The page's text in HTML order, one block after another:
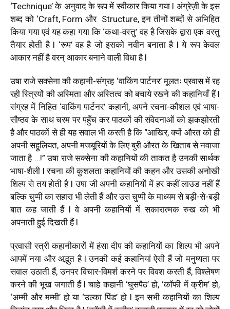
‘Technique’ के अनुवाद के रूप में स्वीकार किया गया l अंग्रेज़ी के इस
शब्द को ‘Craft, Form और Structure, इन तीनों शब्दों से अभिहित
किया गया एवं यह कहा गया कि ‘कथा-वस्तु’ वह है जिसके द्वारा एक वस्तु
तैयार होती है l ‘रूप’ वह है जो इसको नवीन बनाता है l ये रूप केवल
आकार नहीं है वरन् आकार बनाने वाली विधा है l
उषा राजे सक्सेना की कहानी-संग्रह ‘वाकिंग पार्टनर’ मूलतः प्रवास में रह
रही स्त्रियों की अस्मिता और अस्तित्व को बचाये रखने की कहानियाँ हैं l
संग्रह में निहित ‘वाकिंग पार्टनर’ कहानी, अपने रचना-कौशल एवं भाषा-
सौष्ठव के साथ चरम पर पहुँच कर पाठकों की संवेदनाओं को झकझोरती
है और पाठकों से ही यह सवाल भी करती है कि “आखिर, क्यों औरत को ही
अपनी सहूलियत, अपनी मजबूरियों के लिए बुरी औरत के खिताब से नवाजा
जाता है …!” उषा राजे सक्सेना की कहानियों की ताकत है उनकी सार्थक
भाषा-शैली l रचना की कुशलता कहानियों की कहन और उसकी अनोखी
शिल्प से तय होती है l उषा जी अपनी कहानियों में हर कहीं लाउड नहीं हैं
बल्कि चुप्पी का सहारा भी लेती हैं और उस चुप्पी के माध्यम से बड़ी-से-बड़ी
बात कह जाती हैं l वे अपनी कहानियों में सकारात्मक रुख को भी
अपनाती हुई दिखती हैं l
प्रवासी स्त्री कहानीकारों में हंसा दीप की कहानियों का शिल्प भी अपने
आपमें नया और अद्भुत है l उनकी कई कहानियां ऐसी हैं जो मनुष्यता पर
सवाल उठाती हैं, उनपर विचार-विमर्श करने पर विवश करती हैं, विश्लेषण
करने की भूख जगाती हैं l चाहे कहानी ‘घुसपैठ’ हो, ‘कॉफी में क्रीम’ हो,
‘अम्मी और मम्मी’ हो या ‘उल्का पिंड’ हो l इन सभी कहानियों का शिल्प